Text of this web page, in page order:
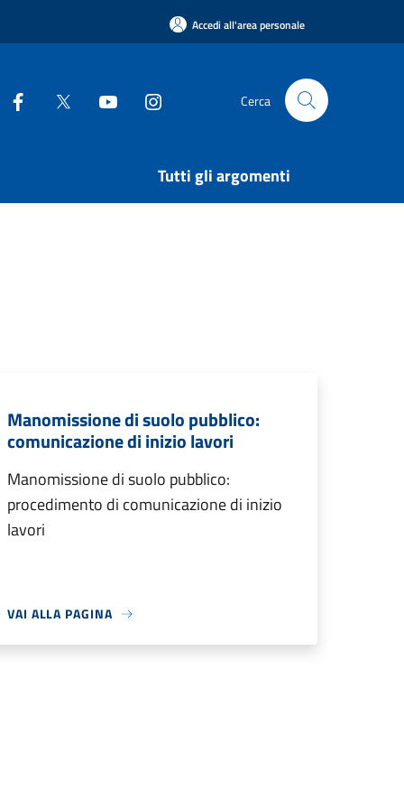
Accedi all'area personale
Cerca
Tutti gli argomenti
Manomissione di suolo pubblico:
comunicazione di inizio lavori
Manomissione di suolo pubblico:
procedimento di comunicazione di inizio
lavori
VAI ALLA PAGINA